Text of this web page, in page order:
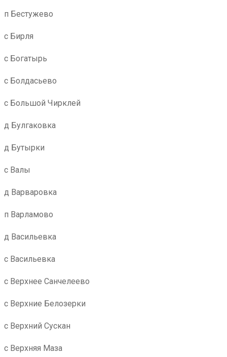
п Бестужево
с Бирля
с Богатырь
с Болдасьево
с Большой Чирклей
д Булгаковка
д Бутырки
с Валы
д Варваровка
п Варламово
д Васильевка
с Васильевка
с Верхнее Санчелеево
с Верхние Белозерки
с Верхний Сускан
с Верхняя Маза